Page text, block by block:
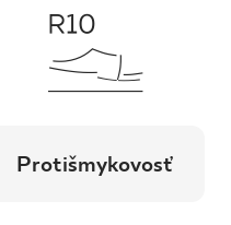
Protišmykovosť